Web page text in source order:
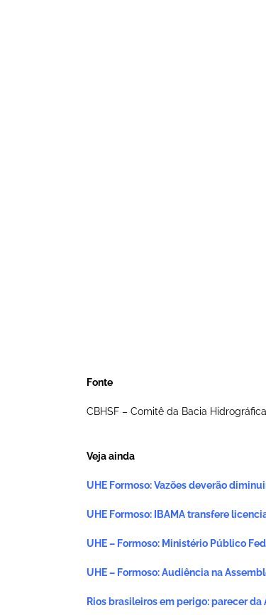
Fonte
CBHSF – Comitê da Bacia
Veja ainda
UHE Formoso: Vazões deverão
UHE Formoso: IBAMA transfere
UHE – Formoso: Ministério Público
UHE – Formoso: Audiência na
Rios brasileiros em perigo: parecer da